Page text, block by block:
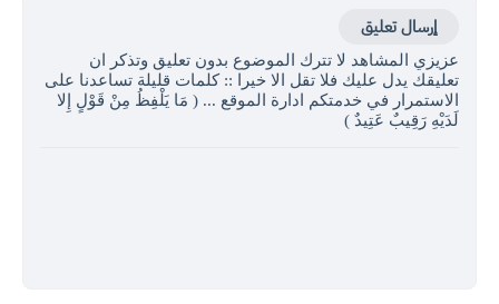
إرسال تعليق
عزيزي المشاهد لا تترك الموضوع بدون تعليق وتذكر ان
تعليقك يدل عليك فلا تقل الا خيرا :: كلمات قليلة تساعدنا على
الاستمرار في خدمتكم ادارة الموقع ... ( مَا يَلْفِظُ مِنْ قَوْلٍ إِلا
لَدَيْهِ رَقِيبٌ عَتِيدٌ )